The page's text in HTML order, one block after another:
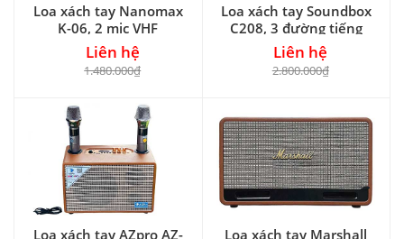
Loa xách tay Nanomax
K-06, 2 mic VHF
Liên hệ
1.480.000₫
Loa xách tay Soundbox
C208, 3 đường tiếng
Liên hệ
2.800.000₫
Loa xách tay AZpro AZ-
Loa xách tay Marshall